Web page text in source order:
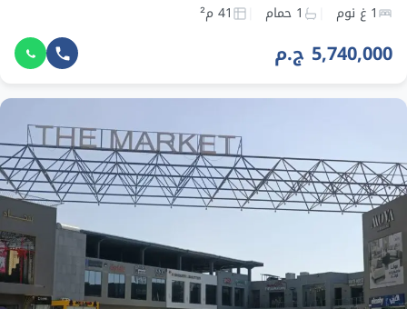
1 غ نوم 1 حمام 41 م²
5,740,000 ج.م